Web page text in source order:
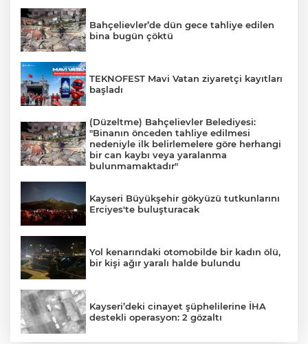
Bahçelievler’de dün gece tahliye edilen
bina bugün çöktü
TEKNOFEST Mavi Vatan ziyaretçi kayıtları
başladı
(Düzeltme) Bahçelievler Belediyesi:
"Binanın önceden tahliye edilmesi
nedeniyle ilk belirlemelere göre herhangi
bir can kaybı veya yaralanma
bulunmamaktadır"
Kayseri Büyükşehir gökyüzü tutkunlarını
Erciyes'te buluşturacak
Yol kenarındaki otomobilde bir kadın ölü,
bir kişi ağır yaralı halde bulundu
Kayseri’deki cinayet şüphelilerine İHA
destekli operasyon: 2 gözaltı